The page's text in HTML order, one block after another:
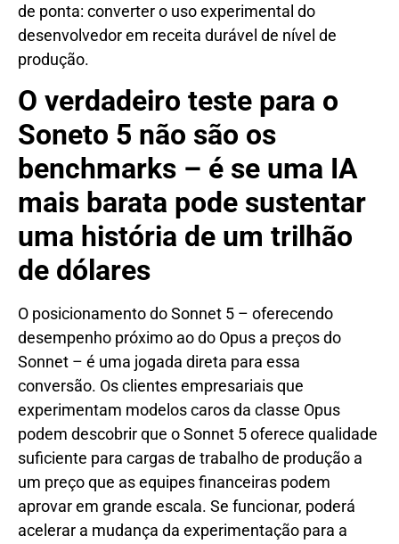
de ponta: converter o uso experimental do
desenvolvedor em receita durável de nível de
produção.
O verdadeiro teste para o
Soneto 5 não são os
benchmarks – é se uma IA
mais barata pode sustentar
uma história de um trilhão
de dólares
O posicionamento do Sonnet 5 – oferecendo
desempenho próximo ao do Opus a preços do
Sonnet – é uma jogada direta para essa
conversão. Os clientes empresariais que
experimentam modelos caros da classe Opus
podem descobrir que o Sonnet 5 oferece qualidade
suficiente para cargas de trabalho de produção a
um preço que as equipes financeiras podem
aprovar em grande escala. Se funcionar, poderá
acelerar a mudança da experimentação para a